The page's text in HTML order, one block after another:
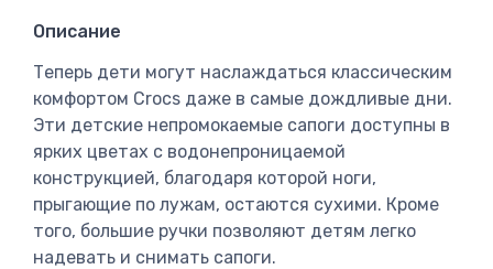
Описание
Теперь дети могут наслаждаться классическим
комфортом Crocs даже в самые дождливые дни.
Эти детские непромокаемые сапоги доступны в
ярких цветах с водонепроницаемой
конструкцией, благодаря которой ноги,
прыгающие по лужам, остаются сухими. Кроме
того, большие ручки позволяют детям легко
надевать и снимать сапоги.